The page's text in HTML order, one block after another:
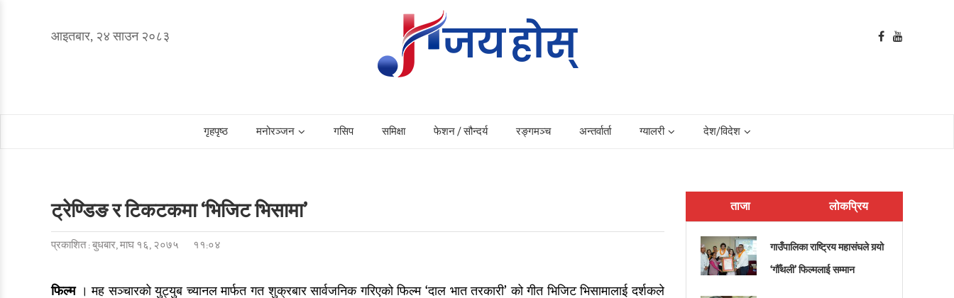
आइतबार, २४ साउन २०८३
गृहपृष्ठ मनोरञ्जन गसिप समिक्षा फेशन / सौन्दर्य रङ्गमञ्च अन्तर्वार्ता ग्यालरी देश/विदेश
ट्रेण्डिङ र टिकटकमा ‘भिजिट भिसामा’
प्रकाशित : बुधबार, माघ १६, २०७५ ११:०४
फिल्म। मह सञ्चारको युट्युब च्यानल मार्फत गत शुक्रबार सार्वजनिक गरिएको फिल्म ‘दाल भात तरकारी’ को गीत भिजिट भिसामालाई दर्शकले
ताजा लोकप्रिय
गाउँपालिका राष्ट्रिय महासंघले गर्‍यो
‘गौँथली’ फिल्मलाई सम्मान